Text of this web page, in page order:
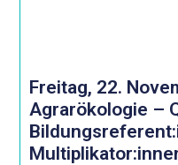
Freitag, 22.
Agrarökologie –